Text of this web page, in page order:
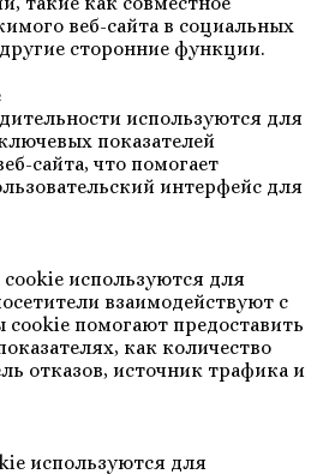
веб-сайта в социальных
сторонние функции.
используются для
показателей
сайта, что помогает
интерфейс для
используются для
взаимодействуют с
помогают предоставить
как количество
отказов, источник трафика и
используются для